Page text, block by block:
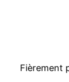
Fièrement